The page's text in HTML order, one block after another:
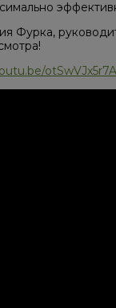
Фурка,
otSwVJx5r7A